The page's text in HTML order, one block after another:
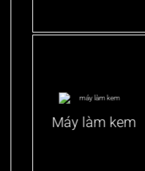
Máy làm kem